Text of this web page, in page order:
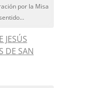
por la Misa
JESÚS
DE SAN